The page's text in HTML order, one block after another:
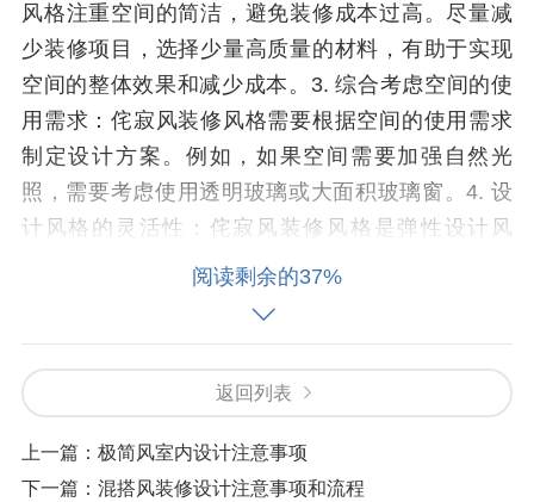
风格注重空间的简洁，避免装修成本过高。尽量减
少装修项目，选择少量高质量的材料，有助于实现
空间的整体效果和减少成本。3. 综合考虑空间的使
用需求：侘寂风装修风格需要根据空间的使用需求
制定设计方案。例如，如果空间需要加强自然光
照，需要考虑使用透明玻璃或大面积玻璃窗。4. 设
计风格的灵活性：侘寂风装修风格是弹性设计风
格，可以根据不同空间的需求灵活选择不同的设计
1. 了解空间的需求：了解空间的需求有助于制定设
计方案。例如，如果空间需要加强自然光照，需要
考虑使用透明玻璃或大面积玻璃窗。2. 选择合适的
阅读剩余的37%
返回列表
上一篇： 极简风室内设计注意事项
下一篇： 混搭风装修设计注意事项和流程